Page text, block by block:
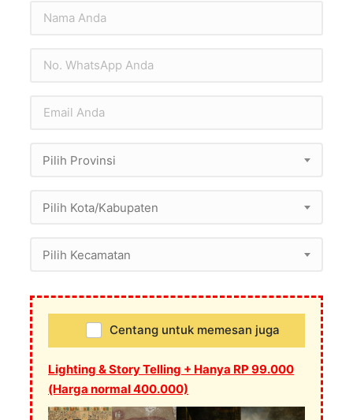
Pilih Provinsi
Pilih Kota/Kabupaten
Pilih Kecamatan
Centang untuk memesan juga
Lighting & Story Telling + Hanya RP 99.000
(Harga normal 400.000)